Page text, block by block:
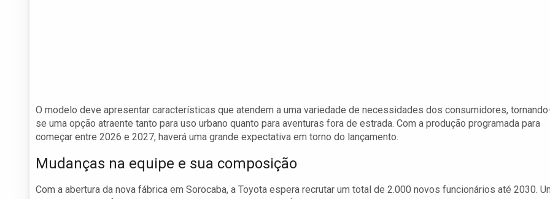
O modelo deve apresentar características que atendem a uma variedade de necessidades dos consumidores,
se uma opção atraente tanto para uso urbano quanto para aventuras fora de estrada. Com a produção programada para
começar entre 2026 e 2027, haverá uma grande expectativa em torno do lançamento.
Mudanças na equipe e sua composição
Com a abertura da nova fábrica em Sorocaba, a Toyota espera recrutar um total de 2.000 novos funcionários até 2030.